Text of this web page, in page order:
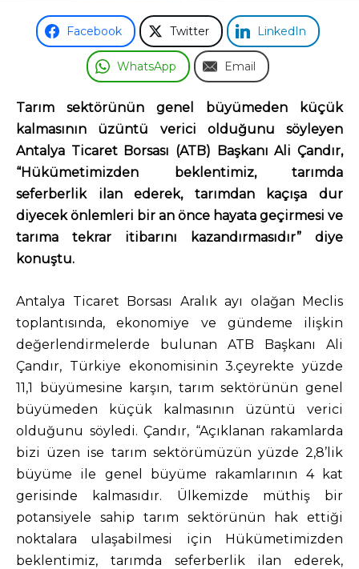
Facebook Twitter LinkedIn
WhatsApp Email
Tarım sektörünün genel büyümeden küçük
kalmasının üzüntü verici olduğunu söyleyen
Antalya Ticaret Borsası (ATB) Başkanı Ali Çandır,
“Hükümetimizden beklentimiz, tarımda
seferberlik ilan ederek, tarımdan kaçışa dur
diyecek önlemleri bir an önce hayata geçirmesi ve
tarıma tekrar itibarını kazandırmasıdır” diye
konuştu.
Antalya Ticaret Borsası Aralık ayı olağan Meclis
toplantısında, ekonomiye ve gündeme ilişkin
değerlendirmelerde bulunan ATB Başkanı Ali
Çandır, Türkiye ekonomisinin 3.çeyrekte yüzde
11,1 büyümesine karşın, tarım sektörünün genel
büyümeden küçük kalmasının üzüntü verici
olduğunu söyledi. Çandır, “Açıklanan rakamlarda
bizi üzen ise tarım sektörümüzün yüzde 2,8’lik
büyüme ile genel büyüme rakamlarının 4 kat
gerisinde kalmasıdır. Ülkemizde müthiş bir
potansiyele sahip tarım sektörünün hak ettiği
noktalara ulaşabilmesi için Hükümetimizden
beklentimiz, tarımda seferberlik ilan ederek,